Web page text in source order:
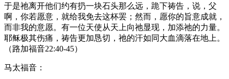
于是祂离开他们约有扔一块石头那么远，跪下祷告，说，父
啊，你若愿意，就给我免去这杯罢；然而，愿你的旨意成就，
而非我的意愿。有一位天使从天上向祂显现，加添祂的力量。
耶稣极其伤痛，祷告更加恳切，祂的汗如同大血滴落在地上。
（路加福音22:40-45）
马太福音：